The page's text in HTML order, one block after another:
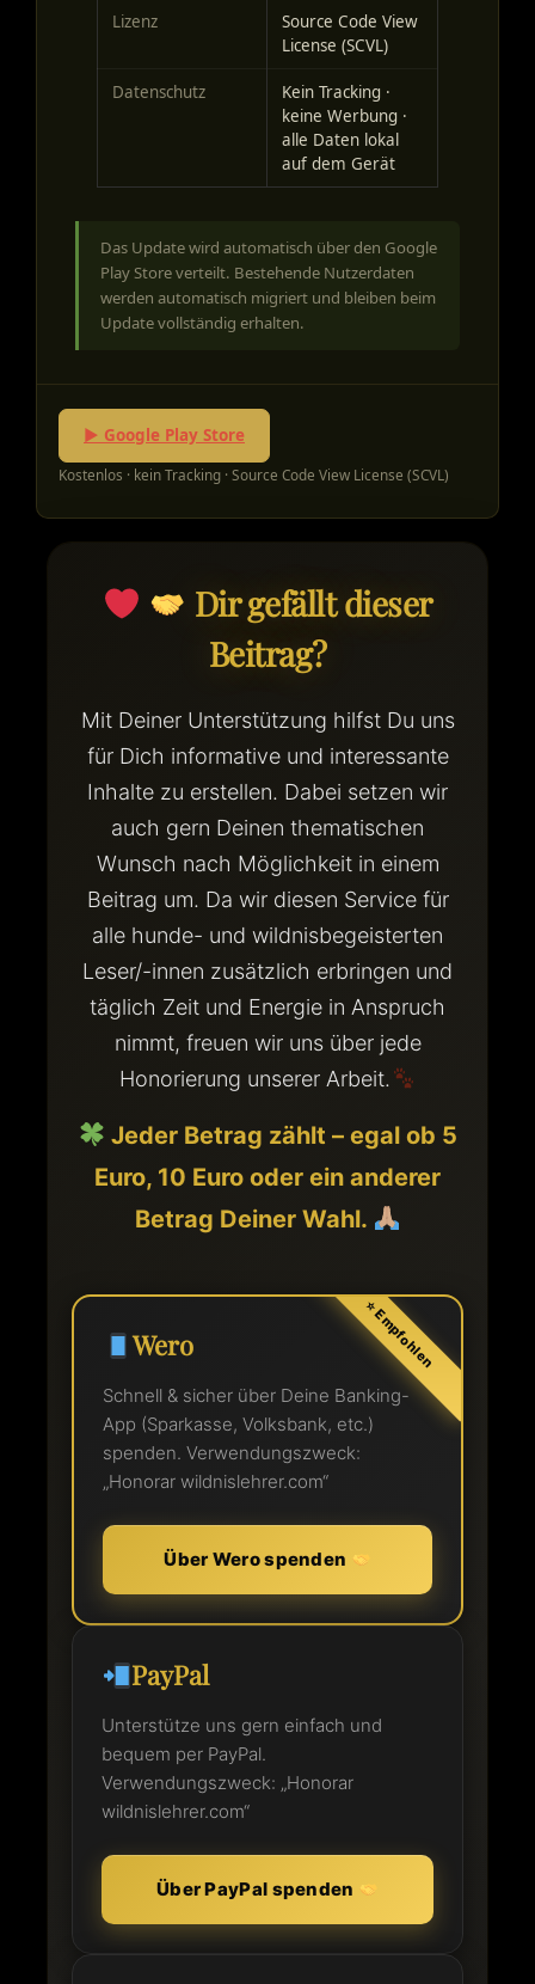
Lizenz
Source Code View
License (SCVL)
Datenschutz
Kein Tracking ·
keine Werbung ·
alle Daten lokal
auf dem Gerät
Das Update wird automatisch über den Google
Play Store verteilt. Bestehende Nutzerdaten
werden automatisch migriert und bleiben beim
Update vollständig erhalten.
▶ Google Play Store
Kostenlos · kein Tracking · Source Code View License (SCVL)
Dir gefällt dieser
Beitrag?
Mit Deiner Unterstützung hilfst Du uns
für Dich informative und interessante
Inhalte zu erstellen. Dabei setzen wir
auch gern Deinen thematischen
Wunsch nach Möglichkeit in einem
Beitrag um. Da wir diesen Service für
alle hunde- und wildnisbegeisterten
Leser/-innen zusätzlich erbringen und
täglich Zeit und Energie in Anspruch
nimmt, freuen wir uns über jede
Honorierung unserer Arbeit.
Jeder Betrag zählt – egal ob 5
Euro, 10 Euro oder ein anderer
Betrag Deiner Wahl.
Wero
Schnell & sicher über Deine Banking-
App (Sparkasse, Volksbank, etc.)
spenden. Verwendungszweck:
„Honorar wildnislehrer.com“
Über Wero spenden
PayPal
Unterstütze uns gern einfach und
bequem per PayPal.
Verwendungszweck: „Honorar
wildnislehrer.com“
Über PayPal spenden